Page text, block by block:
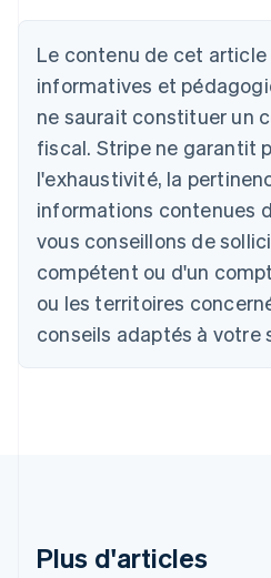
Le contenu de cet
informatives et
ne saurait constituer un
fiscal. Stripe ne garantit
l'exhaustivité, la
informations contenues
vous conseillons de
compétent ou d'un
ou les territoires
conseils adaptés à votre
Plus d'articles
Allemagne
Deutsch
Australie
English
Autriche
Belgique
NederlandsFrançaisDeutsch
Brésil
PortuguêsEnglish
Bulgarie
English
English Français
Chine continentale
English